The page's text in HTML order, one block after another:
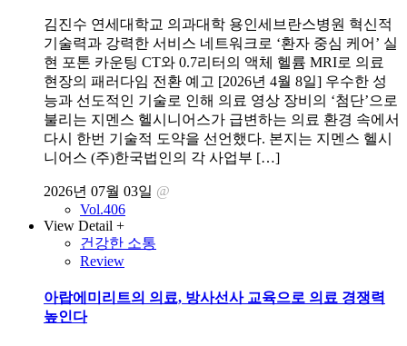
김진수 연세대학교 의과대학 용인세브란스병원 혁신적
기술력과 강력한 서비스 네트워크로 ‘환자 중심 케어’ 실
현 포톤 카운팅 CT와 0.7리터의 액체 헬륨 MRI로 의료
현장의 패러다임 전환 예고 [2026년 4월 8일] 우수한 성
능과 선도적인 기술로 인해 의료 영상 장비의 ‘첨단’으로
불리는 지멘스 헬시니어스가 급변하는 의료 환경 속에서
다시 한번 기술적 도약을 선언했다. 본지는 지멘스 헬시
니어스 (주)한국법인의 각 사업부 […]
2026년 07월 03일 @
Vol.406
View Detail +
건강한 소통
Review
아랍에미리트의 의료, 방사선사 교육으로 의료 경쟁력
높인다